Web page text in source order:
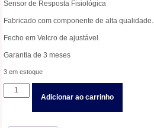
Sensor de Resposta Fisiológica
Fabricado com componente de alta qualidade.
Fecho em Velcro de ajustável.
Garantia de 3 meses
3 em estoque
Cabo
Resposta
Fisiológica
Adicionar ao carrinho